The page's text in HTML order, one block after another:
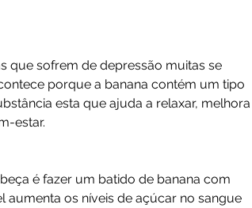
que sofrem de depressão muitas se
porque a banana contém um tipo
esta que ajuda a relaxar, melhora
estar.
é fazer um batido de banana com
aumenta os níveis de açúcar no sangue